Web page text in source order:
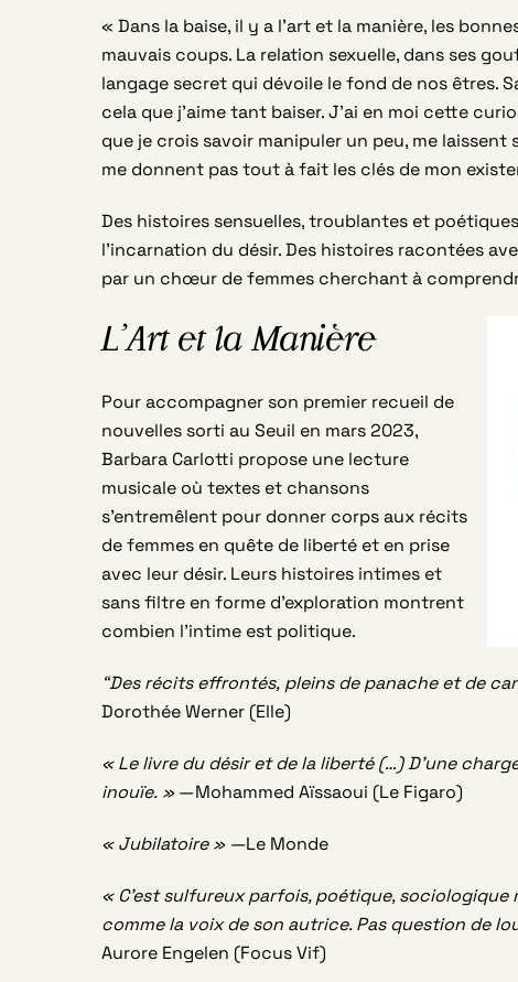
« Dans la baise, il y a l’art et la manière, les
mauvais coups. La relation sexuelle, dans ses
langage secret qui dévoile le fond de nos êtres.
cela que j’aime tant baiser. J’ai en moi cette
que je crois savoir manipuler un peu, me
me donnent pas tout à fait les clés de mon
Des histoires sensuelles, troublantes et
l’incarnation du désir. Des histoires racontées
par un chœur de femmes cherchant à
L’Art et la Manière
Pour accompagner son premier recueil de
nouvelles sorti au Seuil en mars 2023,
Barbara Carlotti propose une lecture
musicale où textes et chansons
s’entremêlent pour donner corps aux récits
de femmes en quête de liberté et en prise
avec leur désir. Leurs histoires intimes et
sans filtre en forme d’exploration montrent
combien l’intime est politique.
“Des récits effrontés, pleins de panache et de
Dorothée Werner (Elle)
« Le livre du désir et de la liberté (…) D’une
inouïe. »—Mohammed Aïssaoui (Le Figaro)
« Jubilatoire » —Le Monde
« C’est sulfureux parfois, poétique, sociologique
comme la voix de son autrice. Pas question de
Aurore Engelen (Focus Vif)